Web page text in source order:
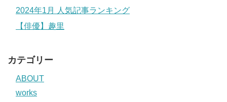
2024年1月 人気記事ランキング
【俳優】趣里
カテゴリー
ABOUT
works